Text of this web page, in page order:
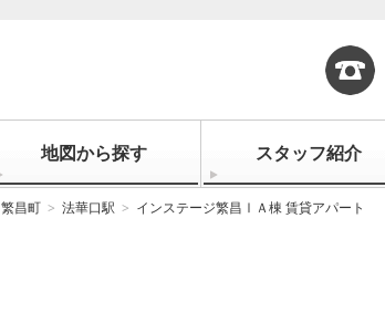
地図から探す スタッフ紹介
繁昌町 法華口駅 インステージ繁昌ⅠＡ棟 賃貸アパート